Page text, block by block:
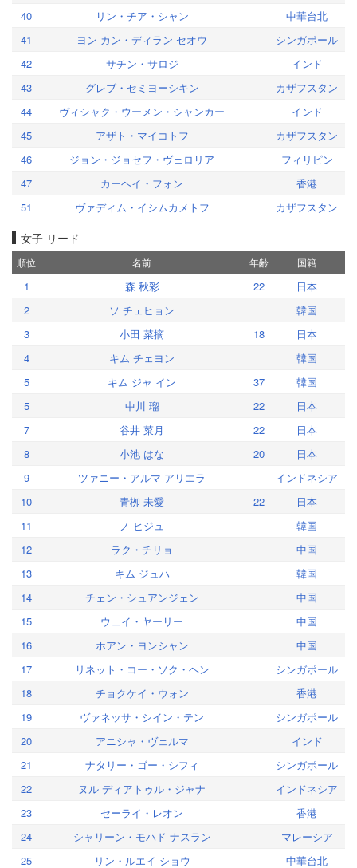
40
リン・チア・シャン
中華台北
41
ヨン カン・ディラン セオウ
シンガポール
42
サチン・サロジ
インド
43
グレブ・セミヨーシキン
カザフスタン
44
ヴィシャク・ウーメン・シャンカー
インド
45
アザト・マイコトフ
カザフスタン
46
ジョン・ジョセフ・ヴェロリア
フィリピン
47
カーヘイ・フォン
香港
51
ヴァディム・イシムカメトフ カザフスタン
女子 リード
順位 名前 年齢 国籍
1 森 秋彩 22
日本
2
ソ チェヒョン
韓国
3
小田 菜摘 18
日本
4
キム チェヨン
韓国
5
キム ジャ イン 37
韓国
5
中川 瑠 22
日本
7
谷井 菜月 22
日本
8
小池 はな 20
日本
9
ツァニー・アルマ アリエラ
インドネシア
10
青栁 未愛 22
日本
11
ノ ヒジュ
韓国
12
ラク・チリョ
中国
13
キム ジュハ
韓国
14
チェン・シュアンジェン
中国
15
ウェイ・ヤーリー
中国
16
ホアン・ヨンシャン
中国
17
リネット・コー・ソク・ヘン
シンガポール
18
チョクケイ・ウォン
香港
19
ヴァネッサ・シイン・テン
シンガポール
20
アニシャ・ヴェルマ
インド
21
ナタリー・ゴー・シフィ
シンガポール
22
ヌル ディアトゥル・ジャナ
インドネシア
23
セーライ・レオン
香港
24
シャリーン・モハド ナスラン
マレーシア
25
リン・ルエイ ショウ 中華台北